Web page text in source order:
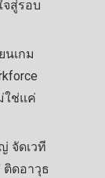
จสู่รอบ
นเกม
ใช่แค่
จัดเวที
ติดอาวุธ